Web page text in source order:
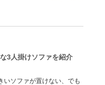
3人掛けソファを紹介
いソファが置けない、でも